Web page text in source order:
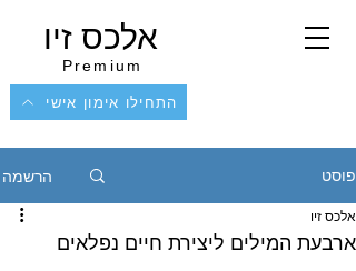
אלכס זיו
Premium
התחילו אימון אישי
פוסט הרשמה
ארבעת המילים ליצירת חיים נפלאים
אלכס זיו